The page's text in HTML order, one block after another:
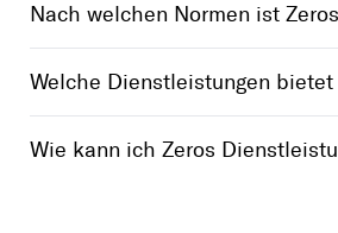
Nach welchen Normen ist
Welche Dienstleistungen bietet
Wie kann ich Zeros